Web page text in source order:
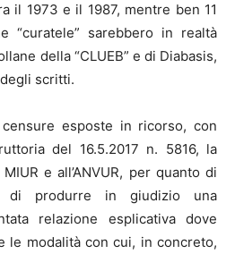
il 1973 e il 1987, mentre ben 11
“curatele” sarebbero in realtà
della “CLUEB” e di Diabasis,
scritti.
esposte in ricorso, con
del 16.5.2017 n. 5816, la
e all’ANVUR, per quanto di
di produrre in giudizio una
relazione esplicativa dove
le modalità con cui, in concreto,